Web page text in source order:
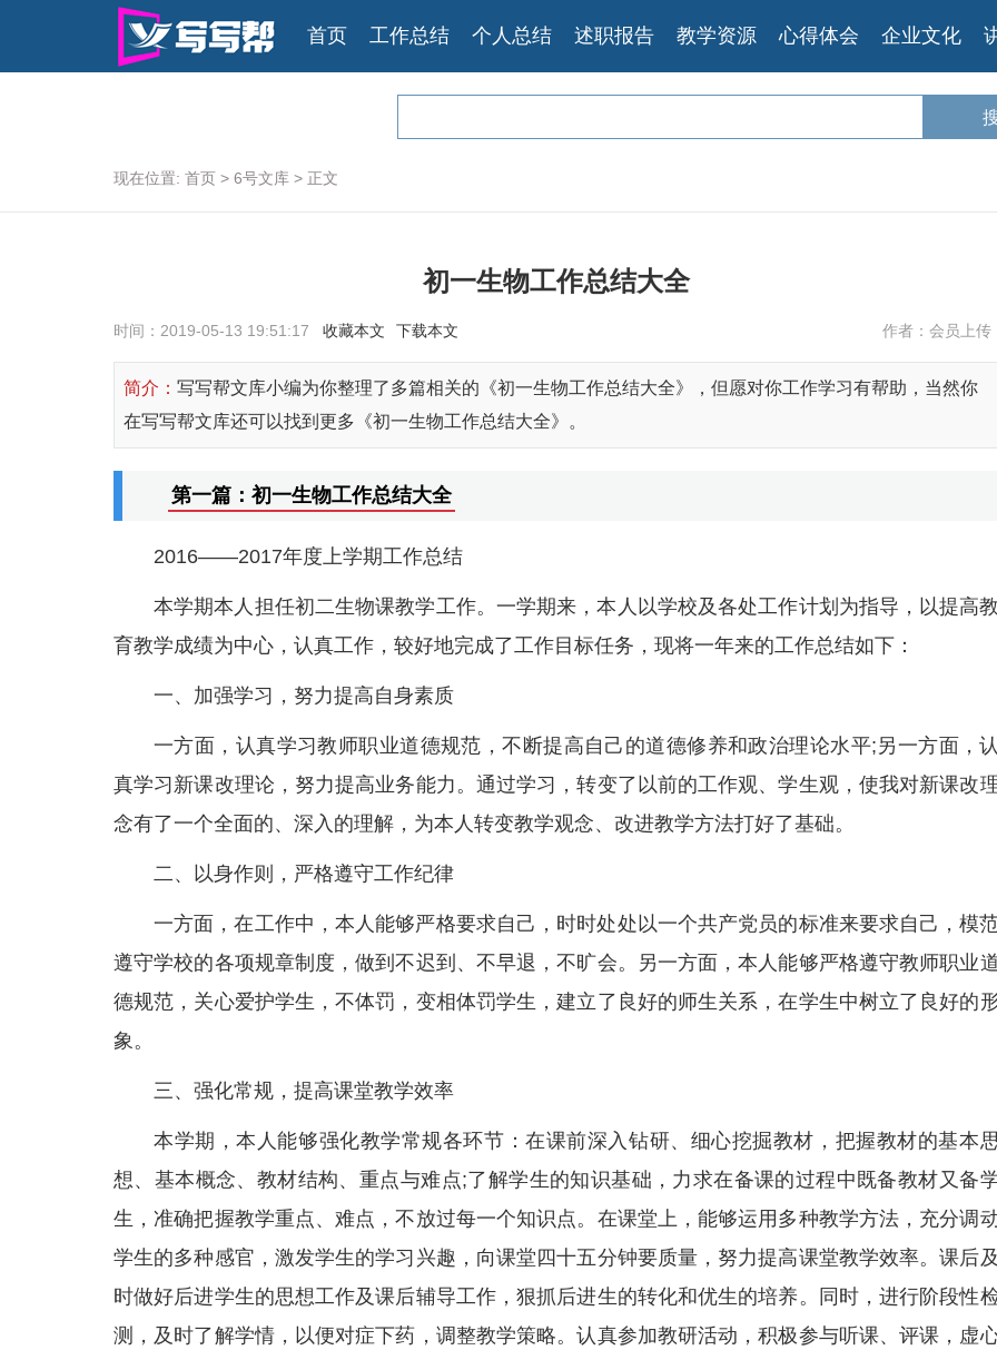
首页 工作总结 个人总结 述职报告 教学资源 心得体会 企业文化
现在位置: 首页 > 6号文库 > 正文
初一生物工作总结大全
时间：2019-05-13 19:51:17 收藏本文 下载本文 作者：会员上传
简介： 写写帮文库小编为你整理了多篇相关的《初一生物工作总结大全》，但愿对你工作学习有帮助，当然你
在写写帮文库还可以找到更多《初一生物工作总结大全》。
第一篇：初一生物工作总结大全
2016——2017年度上学期工作总结
本学期本人担任初二生物课教学工作。一学期来，本人以学校及各处工作计划为指导，以提高教
育教学成绩为中心，认真工作，较好地完成了工作目标任务，现将一年来的工作总结如下：
一、加强学习，努力提高自身素质
一方面，认真学习教师职业道德规范，不断提高自己的道德修养和政治理论水平;另一方面，认
真学习新课改理论，努力提高业务能力。通过学习，转变了以前的工作观、学生观，使我对新课改
念有了一个全面的、深入的理解，为本人转变教学观念、改进教学方法打好了基础。
二、以身作则，严格遵守工作纪律
一方面，在工作中，本人能够严格要求自己，时时处处以一个共产党员的标准来要求自己，模
遵守学校的各项规章制度，做到不迟到、不早退，不旷会。另一方面，本人能够严格遵守教师职业
德规范，关心爱护学生，不体罚，变相体罚学生，建立了良好的师生关系，在学生中树立了良好的
象。
三、强化常规，提高课堂教学效率
本学期，本人能够强化教学常规各环节：在课前深入钻研、细心挖掘教材，把握教材的基本
想、基本概念、教材结构、重点与难点;了解学生的知识基础，力求在备课的过程中既备教材又备
生，准确把握教学重点、难点，不放过每一个知识点。在课堂上，能够运用多种教学方法，充分调
学生的多种感官，激发学生的学习兴趣，向课堂四十五分钟要质量，努力提高课堂教学效率。课后及
时做好后进学生的思想工作及课后辅导工作，狠抓后进生的转化和优生的培养。同时，进行阶段性
测，及时了解学情，以便对症下药，调整教学策略。认真参加教研活动，积极参与听课、评课，虚